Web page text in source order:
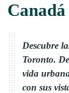
Canadá
Descubre
Toronto.
vida
con sus